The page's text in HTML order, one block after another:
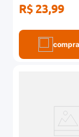
R$ 23,99